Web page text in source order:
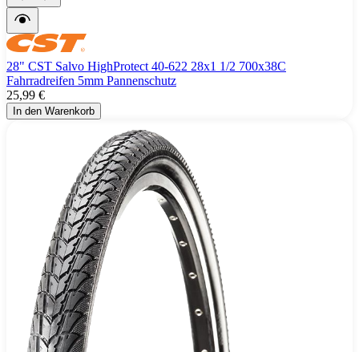
28" CST Salvo HighProtect 40-622 28x1 1/2 700x38C
Fahrradreifen 5mm Pannenschutz
25,99 €
In den Warenkorb